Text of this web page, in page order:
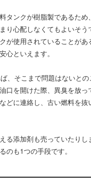
タンクが樹脂製であるため
り心配しなくてもよいそう
が使用されていることがあ
心といえます。
、そこまで問題はないとの
口を開けた際、異臭を放っ
どに連絡し、古い燃料を抜
る添加剤も売っていたりし
のも1つの手段です。